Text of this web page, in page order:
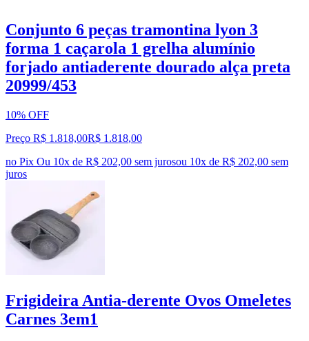
Conjunto 6 peças tramontina lyon 3
forma 1 caçarola 1 grelha alumínio
forjado antiaderente dourado alça preta
20999/453
10% OFF
Preço R$ 1.818,00R$ 1.818,00
no Pix Ou 10x de R$ 202,00 sem jurosou 10x de R$ 202,00 sem
juros
Frigideira Antia-derente Ovos Omeletes
Carnes 3em1